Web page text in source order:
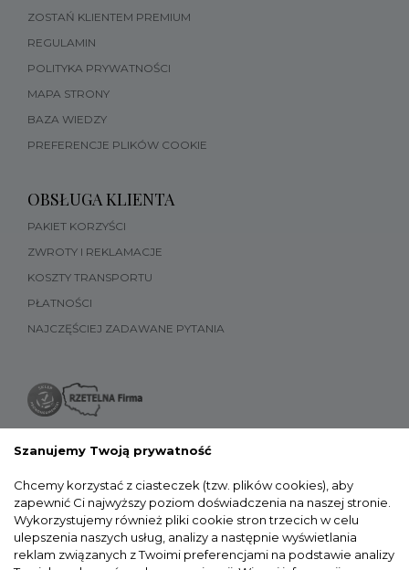
ZOSTAŃ KLIENTEM PREMIUM
REGULAMIN
POLITYKA PRYWATNOŚCI
MAPA STRONY
BAZA WIEDZY
PREFERENCJE PLIKÓW COOKIE
OBSŁUGA KLIENTA
PAKIET KORZYŚCI
ZWROTY I REKLAMACJE
KOSZTY TRANSPORTU
PŁATNOŚCI
NAJCZĘŚCIEJ ZADAWANE PYTANIA
Szanujemy Twoją prywatność
Chcemy korzystać z ciasteczek (tzw. plików cookies), aby
zapewnić Ci najwyższy poziom doświadczenia na naszej stronie.
Wykorzystujemy również pliki cookie stron trzecich w celu
ulepszenia naszych usług, analizy a następnie wyświetlania
reklam związanych z Twoimi preferencjami na podstawie analizy